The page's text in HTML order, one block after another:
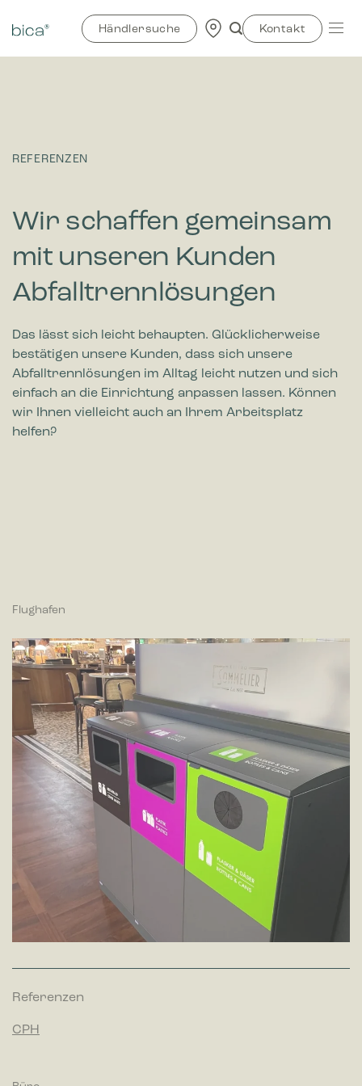
Inhalt
Händlersuche Kontakt
REFERENZEN
Wir schaffen gemeinsam
mit unseren Kunden
Abfalltrennlösungen
Das lässt sich leicht behaupten. Glücklicherweise
bestätigen unsere Kunden, dass sich unsere
Abfalltrennlösungen im Alltag leicht nutzen und sich
einfach an die Einrichtung anpassen lassen. Können
wir Ihnen vielleicht auch an Ihrem Arbeitsplatz
helfen?
Flughafen
Referenzen
CPH